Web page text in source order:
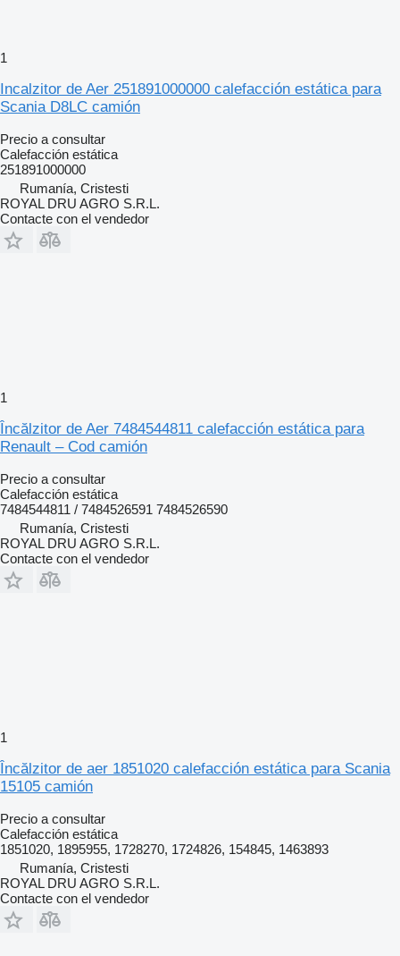
1
Incalzitor de Aer 251891000000 calefacción estática para
Scania D8LC camión
Precio a consultar
Calefacción estática
251891000000
Rumanía, Cristesti
ROYAL DRU AGRO S.R.L.
Contacte con el vendedor
1
Încălzitor de Aer 7484544811 calefacción estática para
Renault – Cod camión
Precio a consultar
Calefacción estática
7484544811 / 7484526591 7484526590
Rumanía, Cristesti
ROYAL DRU AGRO S.R.L.
Contacte con el vendedor
1
Încălzitor de aer 1851020 calefacción estática para Scania
15105 camión
Precio a consultar
Calefacción estática
1851020, 1895955, 1728270, 1724826, 154845, 1463893
Rumanía, Cristesti
ROYAL DRU AGRO S.R.L.
Contacte con el vendedor